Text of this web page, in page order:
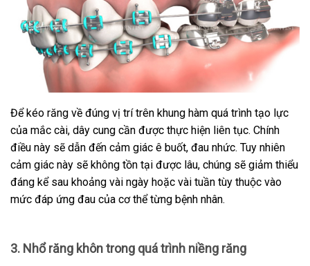
Để kéo răng về đúng vị trí trên khung hàm quá trình tạo lực
của mắc cài, dây cung cần được thực hiện liên tục. Chính
điều này sẽ dẫn đến cảm giác ê buốt, đau nhức. Tuy nhiên
cảm giác này sẽ không tồn tại được lâu, chúng sẽ giảm thiểu
đáng kể sau khoảng vài ngày hoặc vài tuần tùy thuộc vào
mức đáp ứng đau của cơ thể từng bệnh nhân.
3. Nhổ răng khôn trong quá trình niềng răng